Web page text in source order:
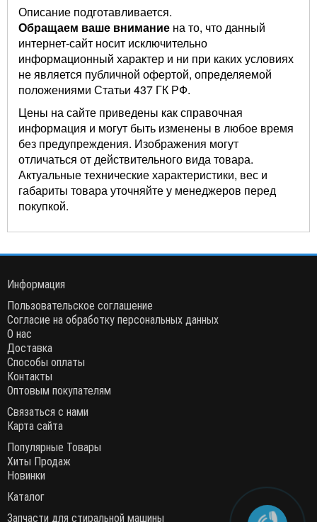
Описание подготавливается.
Обращаем ваше внимание на то, что данный
интернет-сайт носит исключительно
информационный характер и ни при каких условиях
не является публичной офертой, определяемой
положениями Статьи 437 ГК РФ.
Цены на сайте приведены как справочная
информация и могут быть изменены в любое время
без предупреждения. Изображения могут
отличаться от действительного вида товара.
Актуальные технические характеристики, вес и
габариты товара уточняйте у менеджеров перед
покупкой.
Информация
Пользовательское соглашение
Согласие на обработку персональных данных
О нас
Доставка
Способы оплаты
Контакты
Оптовым покупателям
Связаться с нами
Карта сайта
Популярные Товары
Хиты Продаж
Новинки
Каталог
Запчасти для стиральной машины